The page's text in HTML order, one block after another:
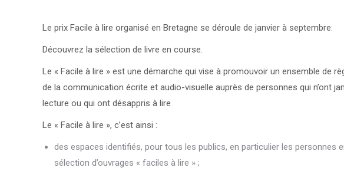
Le prix Facile à lire organisé en Bretagne se déroule de janvier à septembre.
Découvrez la sélection de livre en course.
Le « Facile à lire » est une démarche qui vise à promouvoir un ensemble de
de la communication écrite et audio-visuelle auprès de personnes qui n’ont
lecture ou qui ont désappris à lire
Le « Facile à lire », c’est ainsi :
des espaces identifiés, pour tous les publics, en particulier les personnes
sélection d’ouvrages « faciles à lire » ;